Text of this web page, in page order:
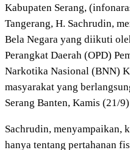
Kabupaten Serang,
Tangerang, H. Sachrudin,
Bela Negara yang diikuti
Perangkat Daerah (OPD)
Narkotika Nasional (BNN)
masyarakat yang
Serang Banten, Kamis (21/
Sachrudin, menyampaikan,
hanya tentang pertahanan